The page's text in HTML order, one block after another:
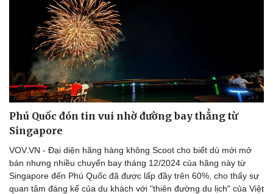
Phú Quốc đón tin vui nhờ đường bay thẳng từ
Singapore
VOV.VN - Đại diện hãng hàng không Scoot cho biết dù mới mở
bán nhưng nhiều chuyến bay tháng 12/2024 của hãng này từ
Singapore đến Phú Quốc đã được lấp đầy trên 60%, cho thấy sự
quan tâm đáng kể của du khách với "thiên đường du lịch" của Việt